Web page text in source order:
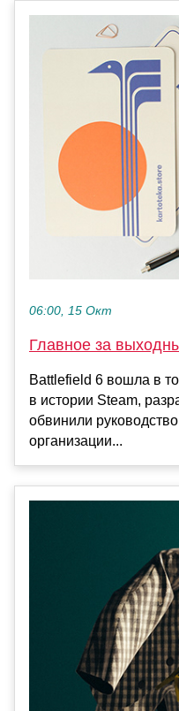
06:00, 15 Окт
Главное за
Battlefield 6 вошла в
в истории Steam,
обвинили
организации...